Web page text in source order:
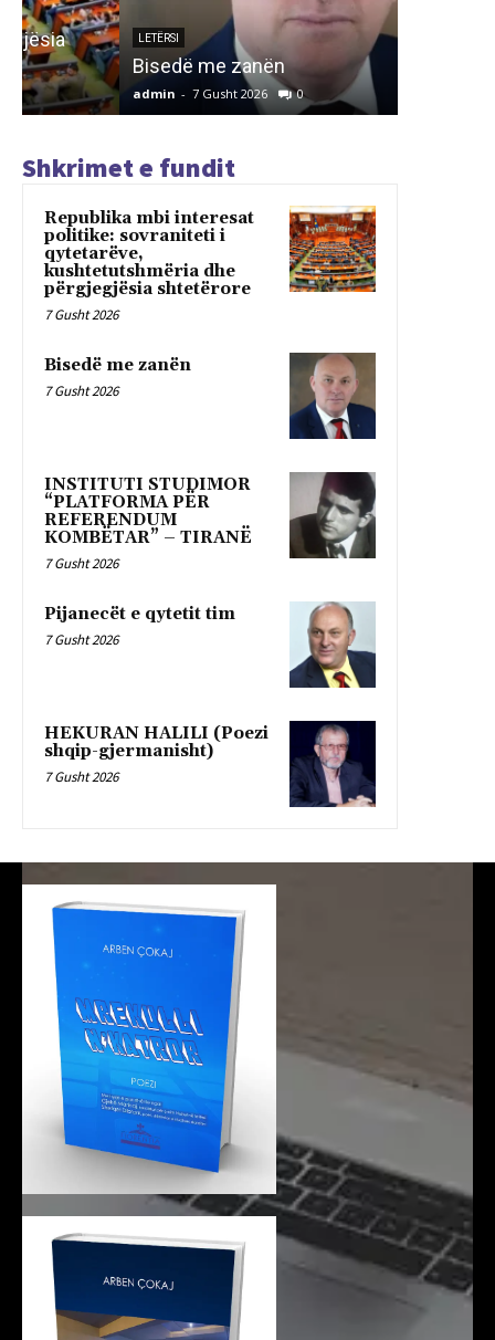
LETËRSI
Bisedë me zanën
admin - 7 Gusht 2026 0
Shkrimet e fundit
Republika mbi interesat
politike: sovraniteti i
qytetarëve,
kushtetutshmëria dhe
përgjegjësia shtetërore
7 Gusht 2026
Bisedë me zanën
7 Gusht 2026
INSTITUTI STUDIMOR
“PLATFORMA PËR
REFERENDUM
KOMBËTAR” – TIRANË
7 Gusht 2026
Pijanecët e qytetit tim
7 Gusht 2026
HEKURAN HALILI (Poezi
shqip-gjermanisht)
7 Gusht 2026